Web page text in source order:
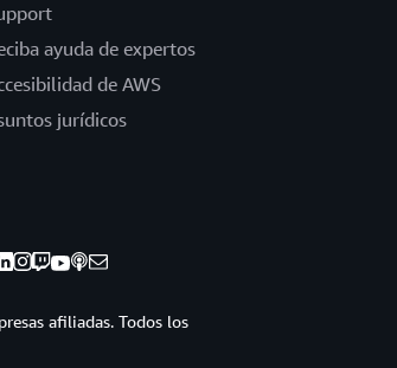
ayuda de expertos
de AWS
jurídicos
afiliadas. Todos los